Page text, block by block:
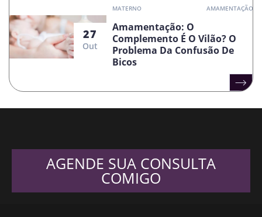
27
Out
MATERNO
AMAMENTAÇÃO
Amamentação: O
Complemento É O Vilão? O
Problema Da Confusão De
Bicos
AGENDE SUA CONSULTA
COMIGO